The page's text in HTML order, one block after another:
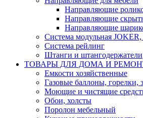
Направляющие
Направляющие
Направляющие
Система модульная
Система рейлинг
Штанги и штангодержатели
ТОВАРЫ ДЛЯ ДОМА И
Емкости хозяйственные
Газовые баллоны, горелки,
Моющие и чистящие
Обои, холсты
Поролон мебельный